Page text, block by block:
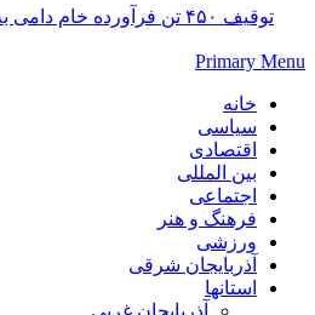
توقیف ۴۵۰ تن فرآورده
Primary Menu
خانه
سیاسی
اقتصادی
بین المللی
اجتماعی
فرهنگ و هنر
ورزشی
آذربایجان شرقی
استانها
آذربایجان غربی